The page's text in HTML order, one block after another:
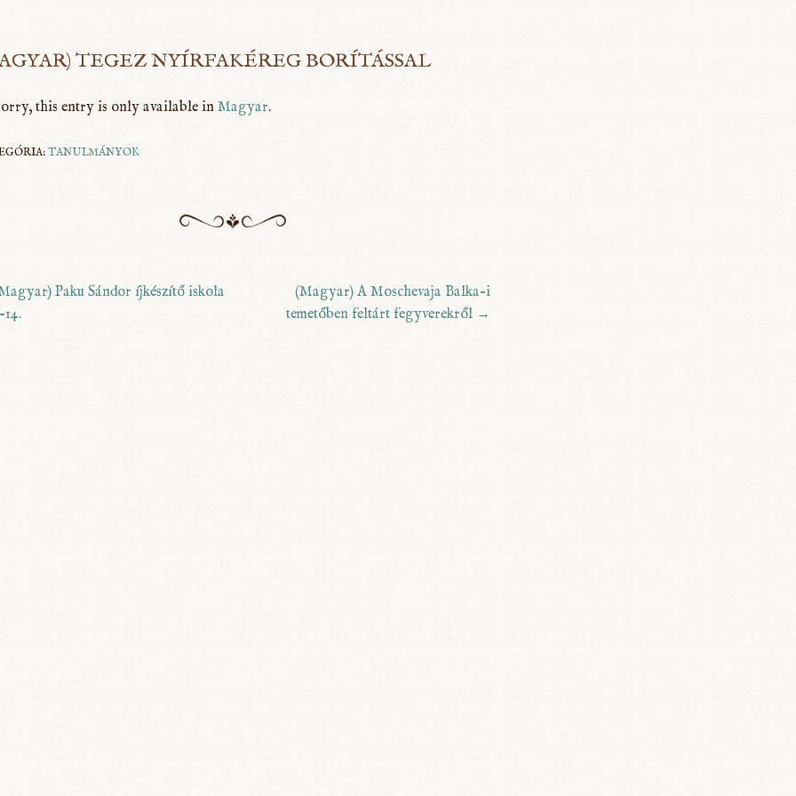
TEGEZ NYÍRFAKÉREG BORÍTÁSSAL
orry, this entry is only available in Magyar.
TANULMÁNYOK
Paku Sándor íjkészítő iskola
14.
(Magyar) A Moschevaja Balka-i
temetőben feltárt fegyverekről →